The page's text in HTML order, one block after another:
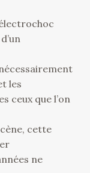
les
ceux que l’on
cette
ne